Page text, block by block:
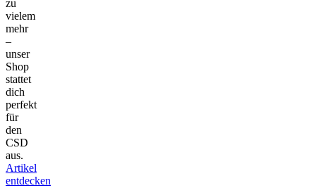
zu
vielem
mehr
–
unser
Shop
stattet
dich
perfekt
für
den
CSD
aus.
Artikel
entdecken